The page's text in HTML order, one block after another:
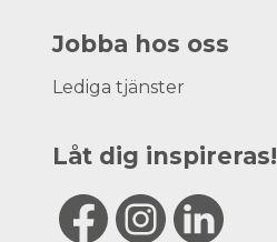
Jobba hos oss
Lediga tjänster
Låt dig inspireras!